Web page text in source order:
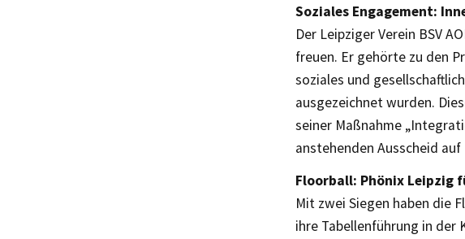
Soziales Engagement:
Der Leipziger Verein BSV
freuen. Er gehörte zu den
soziales und
ausgezeichnet wurden.
seiner Maßnahme
anstehenden Ausscheid
Floorball: Phönix Leipzig
Mit zwei Siegen haben die
ihre Tabellenführung in